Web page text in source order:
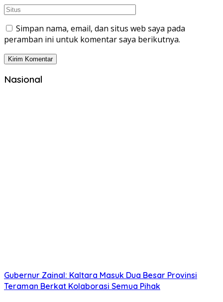
Simpan nama, email, dan situs web saya pada
peramban ini untuk komentar saya berikutnya.
Nasional
Gubernur Zainal: Kaltara Masuk Dua Besar Provinsi
Teraman Berkat Kolaborasi Semua Pihak